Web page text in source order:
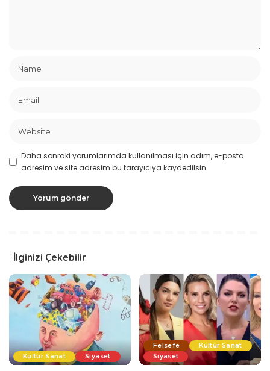
Daha sonraki yorumlarımda kullanılması için adım, e-posta
adresim ve site adresim bu tarayıcıya kaydedilsin.
İlginizi Çekebilir
Kültür Sanat Siyaset
Felsefe
Kültür Sanat
Siyaset